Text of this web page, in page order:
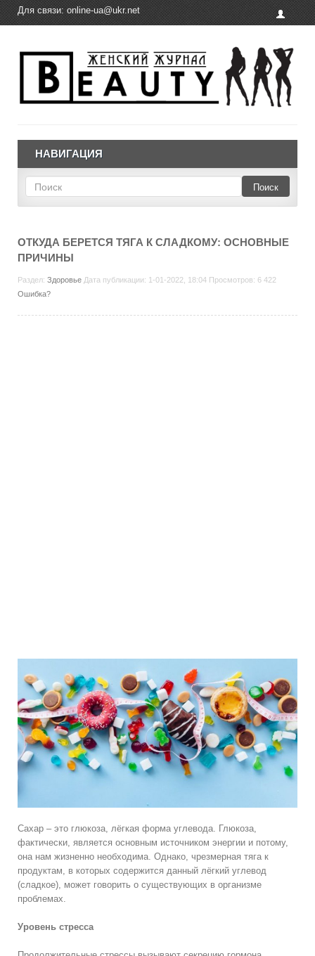
Для связи: online-ua@ukr.net
НАВИГАЦИЯ
Поиск
ОТКУДА БЕРЕТСЯ ТЯГА К СЛАДКОМУ: ОСНОВНЫЕ
ПРИЧИНЫ
Раздел: Здоровье Дата публикации: 1-01-2022, 18:04 Просмотров: 6 422
Ошибка?
Сахар – это глюкоза, лёгкая форма углевода. Глюкоза,
фактически, является основным источником энергии и потому,
она нам жизненно необходима. Однако, чрезмерная тяга к
продуктам, в которых содержится данный лёгкий углевод
(сладкое), может говорить о существующих в организме
проблемах.
Уровень стресса